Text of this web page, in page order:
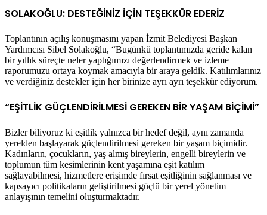
SOLAKOĞLU: DESTEĞİNİZ İÇİN TEŞEKKÜR EDERİZ
Toplantının açılış konuşmasını yapan İzmit Belediyesi Başkan
Yardımcısı Sibel Solakoğlu, “Bugünkü toplantımızda geride kalan
bir yıllık süreçte neler yaptığımızı değerlendirmek ve izleme
raporumuzu ortaya koymak amacıyla bir araya geldik. Katılımlarınız
ve verdiğiniz destekler için her birinize ayrı ayrı teşekkür ediyorum.
“EŞİTLİK GÜÇLENDİRİLMESİ GEREKEN BİR YAŞAM BİÇİMİ”
Bizler biliyoruz ki eşitlik yalnızca bir hedef değil, aynı zamanda
yerelden başlayarak güçlendirilmesi gereken bir yaşam biçimidir.
Kadınların, çocukların, yaş almış bireylerin, engelli bireylerin ve
toplumun tüm kesimlerinin kent yaşamına eşit katılım
sağlayabilmesi, hizmetlere erişimde fırsat eşitliğinin sağlanması ve
kapsayıcı politikaların geliştirilmesi güçlü bir yerel yönetim
anlayışının temelini oluşturmaktadır.